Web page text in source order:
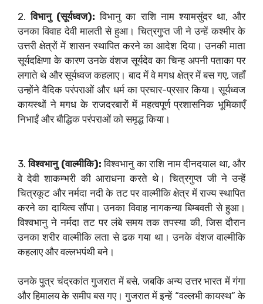
2.विभानु (सूर्यध्वज): विभानु का राशि नाम श्यामसुंदर था, और
उनका विवाह देवी मालती से हुआ। चित्रगुप्त जी ने उन्हें कश्मीर के
उत्तरी क्षेत्रों में शासन स्थापित करने का आदेश दिया। उनकी माता
सूर्यदक्षिणा के कारण उनके वंशज सूर्यदेव का चिन्ह अपनी पताका पर
लगाते थे और सूर्यध्वज कहलाए। बाद में वे मगध क्षेत्र में बस गए, जहाँ
उन्होंने वैदिक परंपराओं और धर्म का प्रचार-प्रसार किया। सूर्यध्वज
कायस्थों ने मगध के राजदरबारों में महत्वपूर्ण प्रशासनिक भूमिकाएँ
निभाईं और बौद्धिक परंपराओं को समृद्ध किया।
3.विश्वभानु (वाल्मीकि): विश्वभानु का राशि नाम दीनदयाल था, और
वे देवी शाकम्भरी की आराधना करते थे। चित्रगुप्त जी ने उन्हें
चित्रकूट और नर्मदा नदी के तट पर वाल्मीकि क्षेत्र में राज्य स्थापित
करने का दायित्व सौंपा। उनका विवाह नागकन्या बिम्बवती से हुआ।
विश्वभानु ने नर्मदा तट पर लंबे समय तक तपस्या की, जिस दौरान
उनका शरीर वाल्मीकि लता से ढक गया था। उनके वंशज वाल्मीकि
कहलाए और वल्लभपंथी बने।
उनके पुत्र चंद्रकांत गुजरात में बसे, जबकि अन्य उत्तर भारत में गंगा
और हिमालय के समीप बस गए। गुजरात में इन्हें “वल्लभी कायस्थ” के